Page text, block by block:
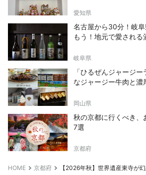
愛知県
名古屋から30分！岐
もう！地元で愛される
岐阜県
「ひるぜんジャージ
なジャージー牛肉と濃
岡山県
秋の京都に行くべき、
7選
京都府
HOME 京都府 【2026年秋】世界遺産東寺が